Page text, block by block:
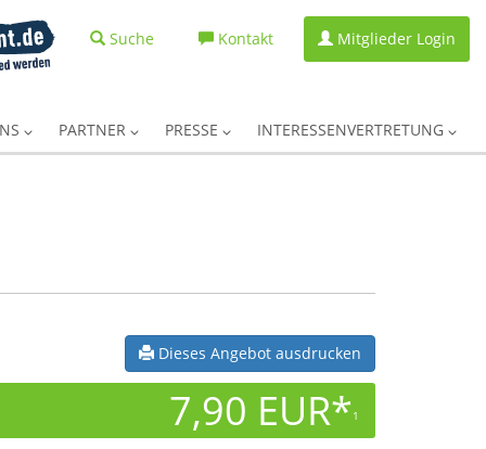
Suche Kontakt Mitglieder Login
PARTNER PRESSE INTERESSENVERTRETUNG
Dieses Angebot ausdrucken
7,90 EUR*1